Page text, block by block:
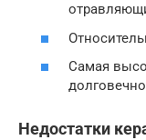
Самая
Недостатки